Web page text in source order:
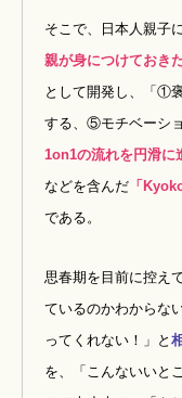
そこで、日本人親子
親が身につけておき
として開発し、
「①
する、⑤モチベーシ
1on1の流れを円滑に
などを含んだ 「
である。
思春期を目前に控え
ているのかわからな
ってくれない！」と
を、
「こんないいと